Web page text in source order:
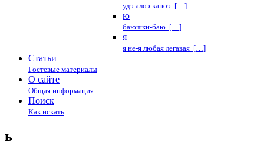
удэ алоэ каноэ […]
ю
баюшки-баю […]
я
я не-я любая легавая […]
Статьи
Гостевые материалы
О сайте
Общая информация
Поиск
Как искать
ь